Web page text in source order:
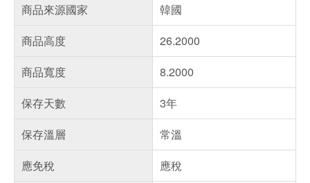
商品來源國家
韓國
商品高度
26.2000
商品寬度
8.2000
保存天數
3年
保存溫層
常溫
應免稅
應稅